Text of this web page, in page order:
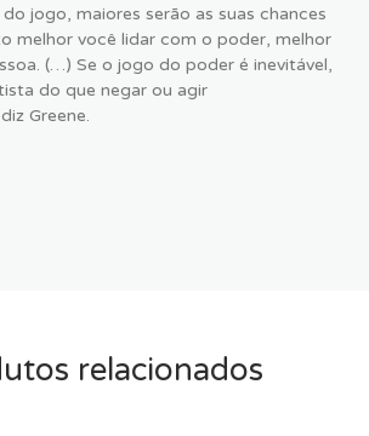
jogo, maiores serão as suas chances
melhor você lidar com o poder, melhor
(…) Se o jogo do poder é inevitável,
do que negar ou agir
Greene.
relacionados